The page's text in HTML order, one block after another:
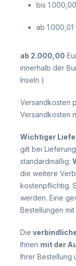
bis
ab
ab 2.000,00
innerhalb der
Inseln )
Versandkosten
Versandkosten
Wichtiger
gilt bei
standardmäßig:
die weitere
kostenpflichtig.
werden. Eine
Bestellungen
Die
Ihnen mit der
Ihrer Bestellung